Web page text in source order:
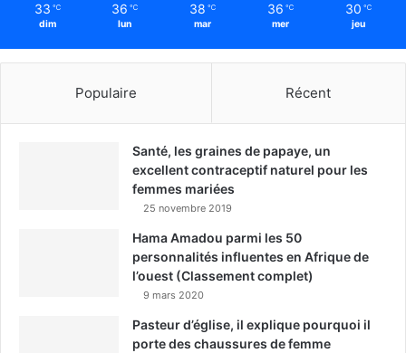
33 ℃
dim
36 ℃
lun
38 ℃
mar
36 ℃
mer
30 ℃
jeu
Populaire Récent
Santé, les graines de papaye, un
excellent contraceptif naturel pour les
femmes mariées
25 novembre 2019
Hama Amadou parmi les 50
personnalités influentes en Afrique de
l’ouest (Classement complet)
9 mars 2020
Pasteur d’église, il explique pourquoi il
porte des chaussures de femme